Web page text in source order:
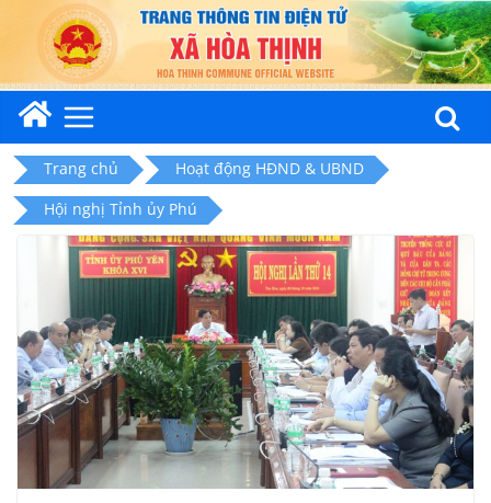
content
Trang chủ
Hoạt động HĐND & UBND
Hội nghị Tỉnh ủy Phú